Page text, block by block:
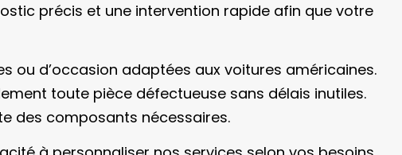
précis et une intervention rapide afin que votre
ou d’occasion adaptées aux voitures américaines.
toute pièce défectueuse sans délais inutiles.
des composants nécessaires.